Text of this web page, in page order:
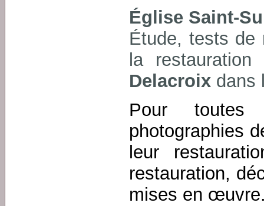
Église Saint-
Étude, tests de
la
Delacroix dans
Pour toutes
photographies
leur
restauration,
mises en